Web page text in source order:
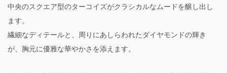
中央のスクエア型のターコイズがクラシカルなムードを醸し出し
ます。
繊細なディテールと、周りにあしらわれたダイヤモンドの輝き
が、胸元に優雅な華やかさを添えます。